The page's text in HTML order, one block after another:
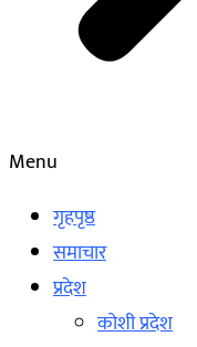
Menu
गृहपृष्ठ
समाचार
प्रदेश
कोशी प्रदेश